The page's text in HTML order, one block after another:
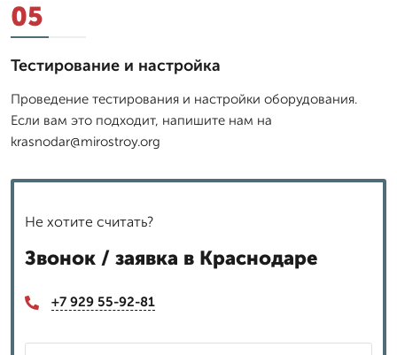
05
Тестирование и настройка
Проведение тестирования и настройки оборудования.
Если вам это подходит, напишите нам на
krasnodar@mirostroy.org
Не хотите считать?
Звонок / заявка в Краснодаре
+7 929 55-92-81